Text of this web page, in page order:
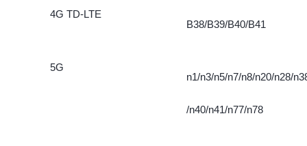
4G TD-LTE
B38/B39/B40/B41
5G
n1/n3/n5/n7/n8/n20/n28/
/n40/n41/n77/n78